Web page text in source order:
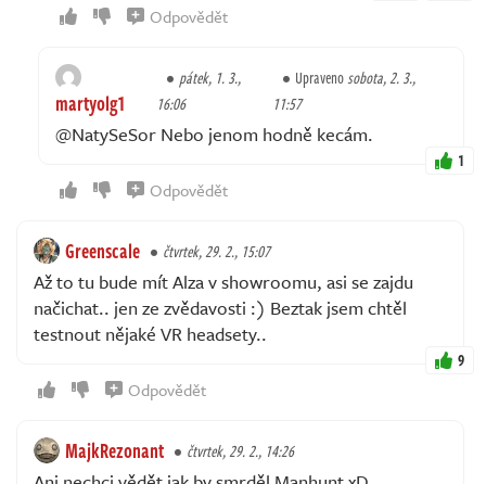
Odpovědět
martyolg1
pátek, 1. 3.,
16:06
Upravenosobota, 2. 3.,
11:57
@NatySeSor Nebo jenom hodně kecám.
1
Odpovědět
Greenscale čtvrtek, 29. 2., 15:07
Až to tu bude mít Alza v showroomu, asi se zajdu
načichat.. jen ze zvědavosti :) Beztak jsem chtěl
testnout nějaké VR headsety..
9
Odpovědět
MajkRezonant čtvrtek, 29. 2., 14:26